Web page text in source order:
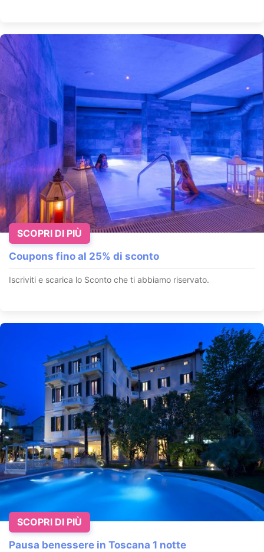
Coupons fino al 25% di sconto
Iscriviti e scarica lo Sconto che ti abbiamo riservato.
SCOPRI DI PIÙ
Pausa benessere in Toscana 1 notte
SCOPRI DI PIÙ